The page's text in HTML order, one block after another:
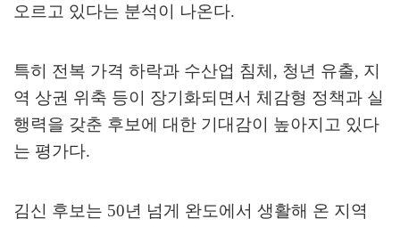
오르고 있다는 분석이 나온다.
특히 전복 가격 하락과 수산업 침체 , 청년 유출, 지
역 상권 위축 등이 장기화되면서 체감형 정책과 실
행력을 갖춘 후보에 대한 기대감이 높아지고 있다
는 평가다.
김신 후보는 50년 넘게 완도에서 생활해 온 지역